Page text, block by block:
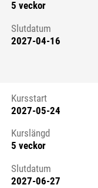
5 veckor
Slutdatum
2027-04-16
Kursstart 6324228
Kursstart
2027-05-24
Kurslängd
5 veckor
Slutdatum
2027-06-27